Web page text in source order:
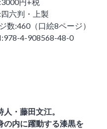
六判・上製
数:460（口絵8ページ）
4-908568-48-0
・藤田文江。
の内に躍動する漆黒を